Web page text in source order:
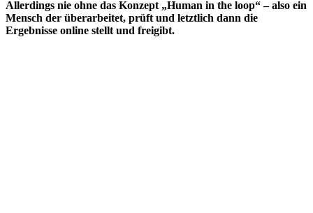
Allerdings nie ohne das Konzept „Human in the loop“ – also ein
Mensch der überarbeitet, prüft und letztlich dann die
Ergebnisse online stellt und freigibt.